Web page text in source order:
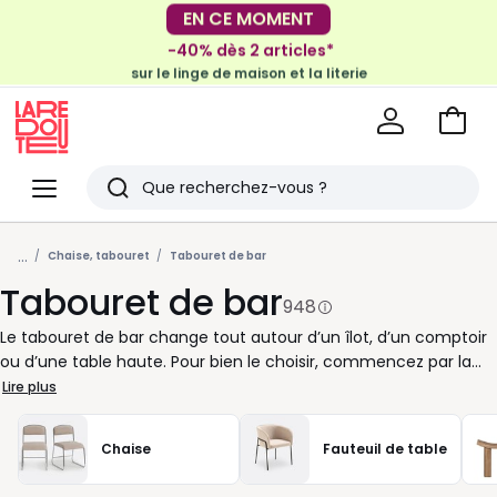
EN CE MOMENT
-30€ tous les 100€*
-40% dès 2 articles*
sur le linge de maison et la literie
Menu
Redoute
Rechercher
Derniers
articles
vus
Voir
... Chaise, tabouret Tabouret de bar
Tabouret de bar948
Le tabouret de bar change tout autour d’un îlot, d’un comptoir
ou d’une table haute. Pour bien le choisir, commencez par la
hauteur d’assise : comptez en général 25 à 30 cm d’écart entre
l’assise et le plateau pour être à l’aise au quotidien. Avec ou
sans dossier, pivotant, réglable, avec repose-pieds… chaque
détail joue sur le confort. Un modèle avec dossier convient bien
aux repas qui s’éternisent, tandis qu’un tabouret sans dossier se
Lire plus
Chaise Fauteuil de table